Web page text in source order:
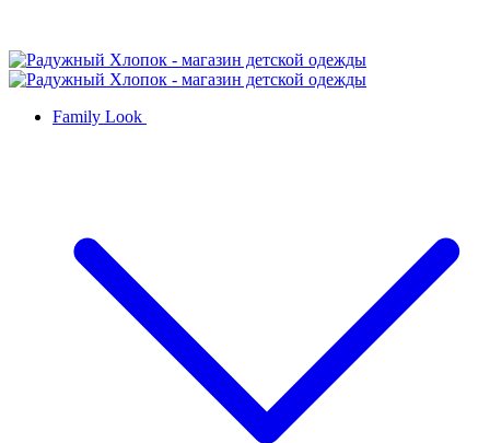
Family Look